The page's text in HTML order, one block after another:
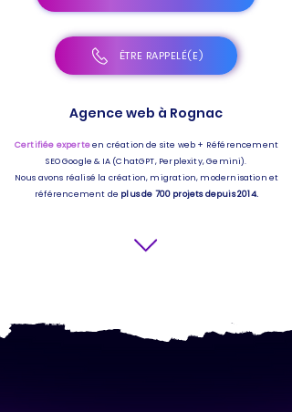
ÊTRE RAPPELÉ(E)
Agence web à Rognac
Certifiée experteen création de site web + Référencement
SEO Google & IA (ChatGPT, Perplexity, Gemini).
Nous avons réalisé la création, migration, modernisation et
référencement de plus de 700 projets depuis 2014.